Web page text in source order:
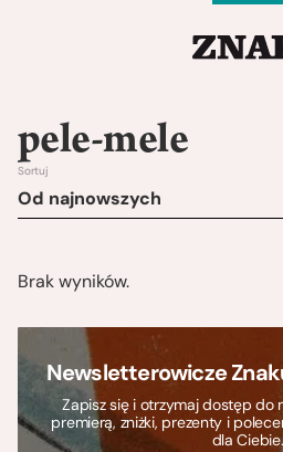
pele-mele
Sortuj
Od najnowszych
Brak wyników.
Newsletterowicze
Zapisz się i otrzymaj dostęp do
premierą, zniżki, prezenty i
dla Ciebie.